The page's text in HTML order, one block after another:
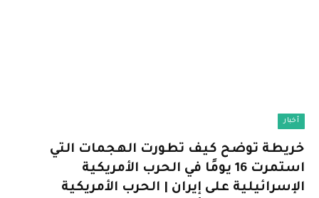
أخبار
خريطة توضح كيف تطورت الهجمات التي
استمرت 16 يومًا في الحرب الأمريكية
الإسرائيلية على إيران | الحرب الأمريكية